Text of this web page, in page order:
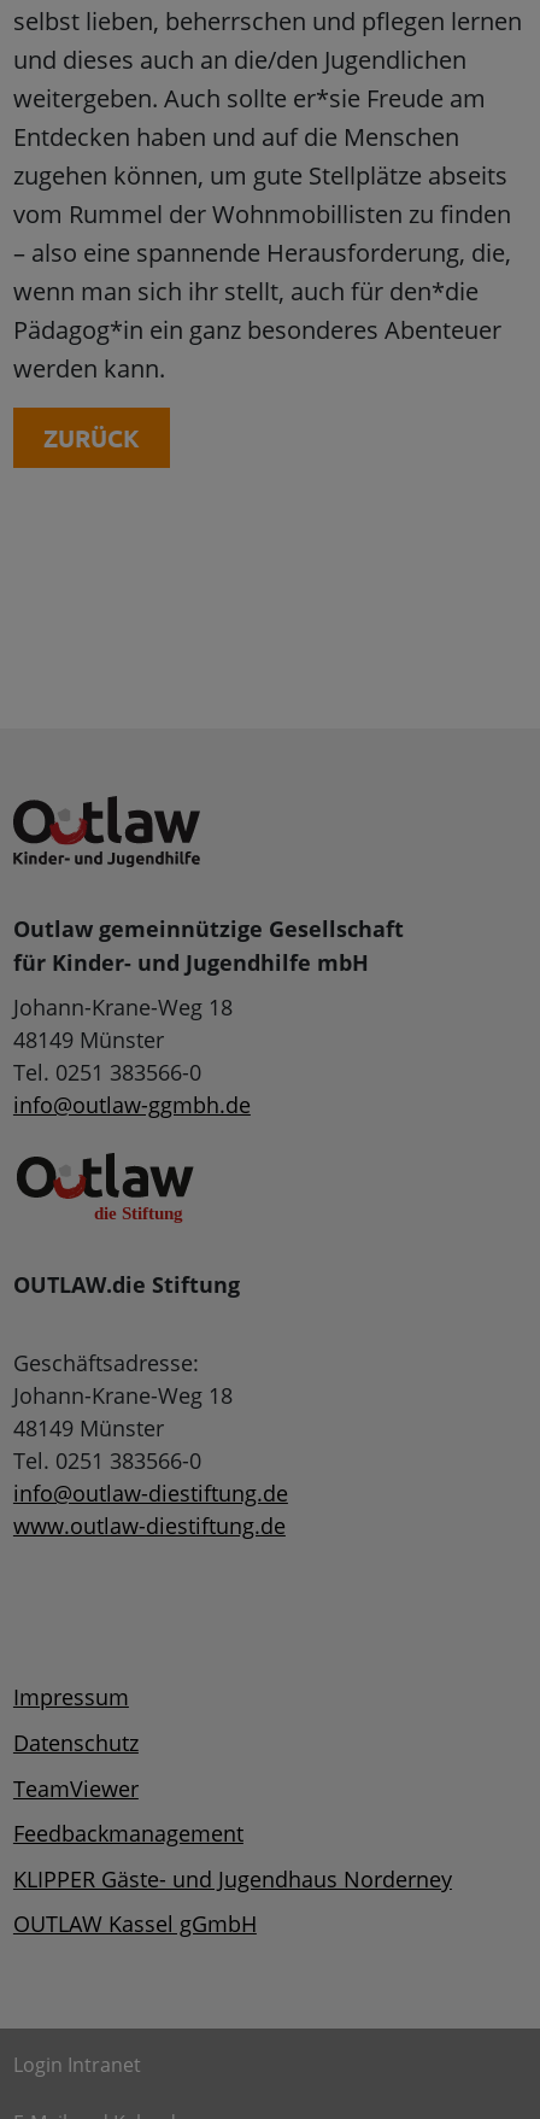
selbst lieben, beherrschen und pflegen lernen
und dieses auch an die/den Jugendlichen
weitergeben. Auch sollte er*sie Freude am
Entdecken haben und auf die Menschen
zugehen können, um gute Stellplätze abseits
vom Rummel der Wohnmobillisten zu finden
– also eine spannende Herausforderung, die,
wenn man sich ihr stellt, auch für den*die
Pädagog*in ein ganz besonderes Abenteuer
werden kann.
ZURÜCK
Outlaw gemeinnützige Gesellschaft
für Kinder- und Jugendhilfe mbH
Johann-Krane-Weg 18
48149 Münster
Tel. 0251 383566-0
info@outlaw-ggmbh.de
OUTLAW.die Stiftung
Geschäftsadresse:
Johann-Krane-Weg 18
48149 Münster
Tel. 0251 383566-0
info@outlaw-diestiftung.de
www.outlaw-diestiftung.de
Impressum
Datenschutz
TeamViewer
Feedbackmanagement
KLIPPER Gäste- und Jugendhaus Norderney
OUTLAW Kassel gGmbH
Login Intranet